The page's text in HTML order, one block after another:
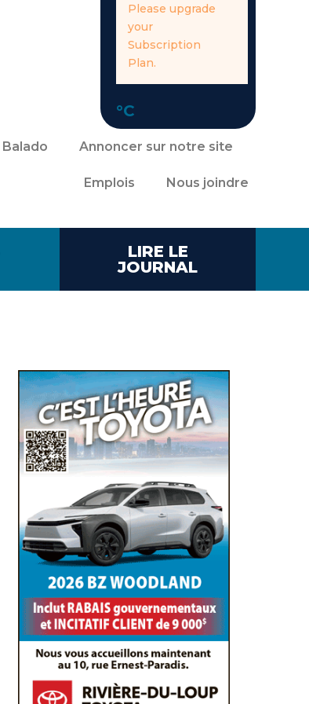
Please upgrade
your
Subscription
Plan.
°C
Balado Annoncer sur notre site
Emplois Nous joindre
LIRE LE
JOURNAL